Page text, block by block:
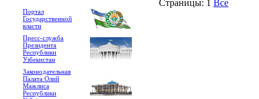
Портал
Государственной
власти
Пресс-служба
Президента
Республики
Узбекистан
Законодательная
Палата Олий
Мажлиса
Республики
Страницы: 1 Все